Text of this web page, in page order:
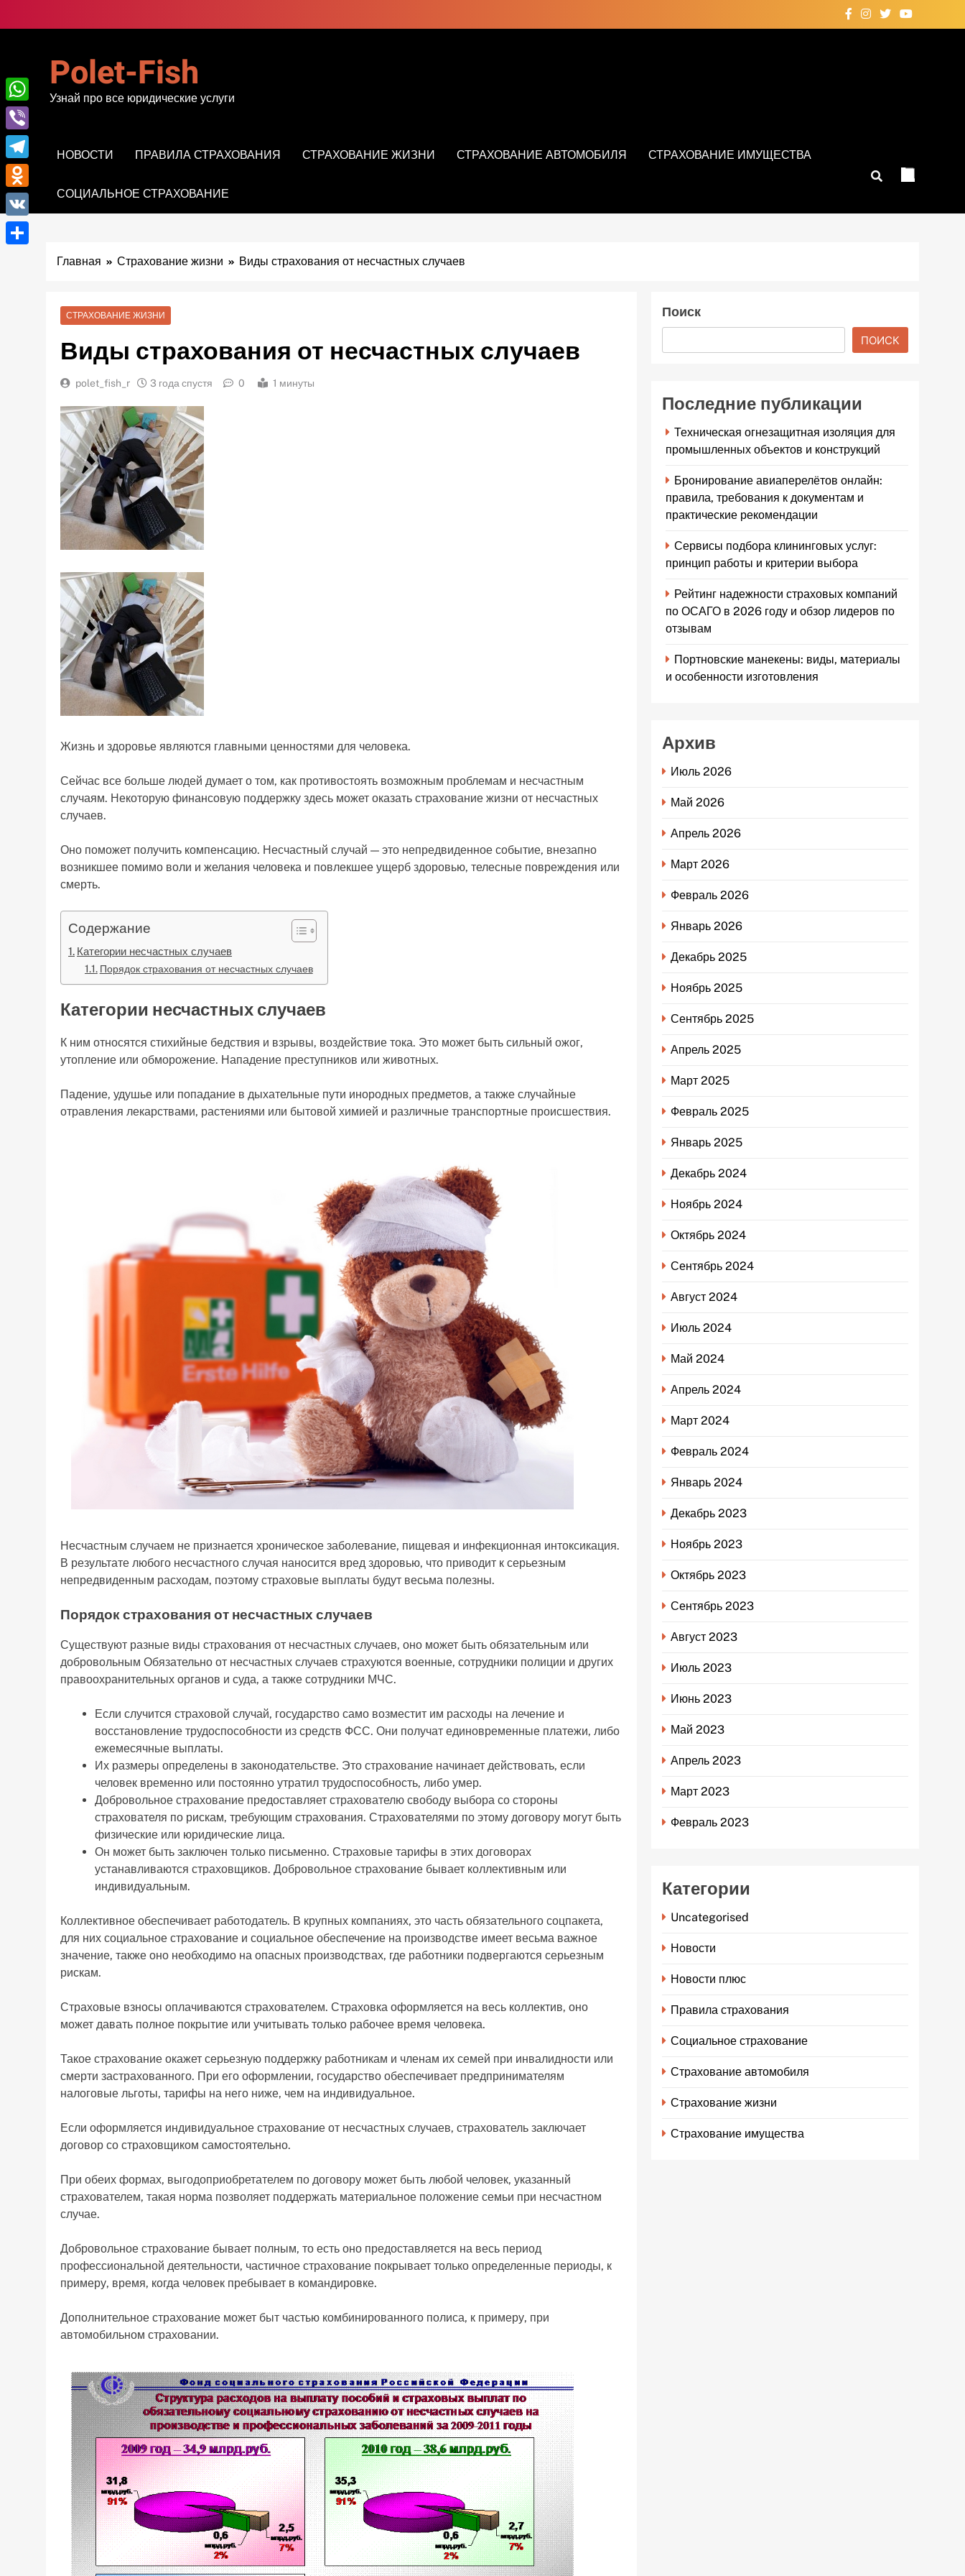
к
Polet-Fish
Узнай про все юридические услуги
НОВОСТИ ПРАВИЛА СТРАХОВАНИЯ СТРАХОВАНИЕ ЖИЗНИ СТРАХОВАНИЕ АВТОМОБИЛЯ СТРАХОВАНИЕ ИМУЩЕСТВА
СОЦИАЛЬНОЕ СТРАХОВАНИЕ
Главная Страхование жизни Виды страхования от несчастных случаев
СТРАХОВАНИЕ ЖИЗНИ
Виды страхования от несчастных случаев
polet_fish_r 3 года спустя 0 1 минуты
Жизнь и здоровье являются главными ценностями для человека.
Сейчас все больше людей думает о том, как противостоять возможным проблемам и несчастным
случаям. Некоторую финансовую поддержку здесь может оказать страхование жизни от несчастных
случаев.
Оно поможет получить компенсацию. Несчастный случай — это непредвиденное событие, внезапно
возникшее помимо воли и желания человека и повлекшее ущерб здоровью, телесные повреждения или
смерть.
Содержание
Категории несчастных случаев
Порядок страхования от несчастных случаев
Категории несчастных случаев
К ним относятся стихийные бедствия и взрывы, воздействие тока. Это может быть сильный ожог,
утопление или обморожение. Нападение преступников или животных.
Падение, удушье или попадание в дыхательные пути инородных предметов, а также случайные
отравления лекарствами, растениями или бытовой химией и различные транспортные происшествия.
Несчастным случаем не признается хроническое заболевание, пищевая и инфекционная интоксикация.
В результате любого несчастного случая наносится вред здоровью, что приводит к серьезным
непредвиденным расходам, поэтому страховые выплаты будут весьма полезны.
Порядок страхования от несчастных случаев
Существуют разные виды страхования от несчастных случаев, оно может быть обязательным или
добровольным Обязательно от несчастных случаев страхуются военные, сотрудники полиции и других
правоохранительных органов и суда, а также сотрудники МЧС.
Если случится страховой случай, государство само возместит им расходы на лечение и
восстановление трудоспособности из средств ФСС. Они получат единовременные платежи, либо
ежемесячные выплаты.
Их размеры определены в законодательстве. Это страхование начинает действовать, если
человек временно или постоянно утратил трудоспособность, либо умер.
Добровольное страхование предоставляет страхователю свободу выбора со стороны
страхователя по рискам, требующим страхования. Страхователями по этому договору могут быть
физические или юридические лица.
Он может быть заключен только письменно. Страховые тарифы в этих договорах
устанавливаются страховщиков. Добровольное страхование бывает коллективным или
индивидуальным.
Коллективное обеспечивает работодатель. В крупных компаниях, это часть обязательного соцпакета,
для них социальное страхование и социальное обеспечение на производстве имеет весьма важное
значение, также оно необходимо на опасных производствах, где работники подвергаются серьезным
рискам.
Страховые взносы оплачиваются страхователем. Страховка оформляется на весь коллектив, оно
может давать полное покрытие или учитывать только рабочее время человека.
Такое страхование окажет серьезную поддержку работникам и членам их семей при инвалидности или
смерти застрахованного. При его оформлении, государство обеспечивает предпринимателям
налоговые льготы, тарифы на него ниже, чем на индивидуальное.
Если оформляется индивидуальное страхование от несчастных случаев, страхователь заключает
договор со страховщиком самостоятельно.
При обеих формах, выгодоприобретателем по договору может быть любой человек, указанный
страхователем, такая норма позволяет поддержать материальное положение семьи при несчастном
случае.
Добровольное страхование бывает полным, то есть оно предоставляется на весь период
профессиональной деятельности, частичное страхование покрывает только определенные периоды, к
примеру, время, когда человек пребывает в командировке.
Дополнительное страхование может быт частью комбинированного полиса, к примеру, при
автомобильном страховании.
Поиск
ПОИСК
Последние публикации
Техническая огнезащитная изоляция для
промышленных объектов и конструкций
Бронирование авиаперелётов онлайн:
правила, требования к документам и
практические рекомендации
Сервисы подбора клининговых услуг:
принцип работы и критерии выбора
Рейтинг надежности страховых компаний
по ОСАГО в 2026 году и обзор лидеров по
отзывам
Портновские манекены: виды, материалы
и особенности изготовления
Архив
Июль 2026
Май 2026
Апрель 2026
Март 2026
Февраль 2026
Январь 2026
Декабрь 2025
Ноябрь 2025
Сентябрь 2025
Апрель 2025
Март 2025
Февраль 2025
Январь 2025
Декабрь 2024
Ноябрь 2024
Октябрь 2024
Сентябрь 2024
Август 2024
Июль 2024
Май 2024
Апрель 2024
Март 2024
Февраль 2024
Январь 2024
Декабрь 2023
Ноябрь 2023
Октябрь 2023
Сентябрь 2023
Август 2023
Июль 2023
Июнь 2023
Май 2023
Апрель 2023
Март 2023
Февраль 2023
Категории
Uncategorised
Новости
Новости плюс
Правила страхования
Социальное страхование
Страхование автомобиля
Страхование жизни
Страхование имущества
WhatsApp
Viber
Telegram
Odnoklassniki
VK
Отправить